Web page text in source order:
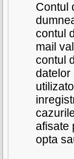
Contul
contul
mail
contul
datelor
afisate
opta